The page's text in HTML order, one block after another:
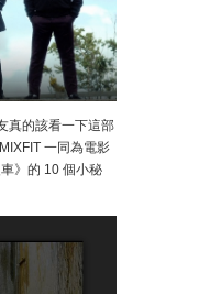
真的該看一下這部
一同為電影
》的 10 個小秘